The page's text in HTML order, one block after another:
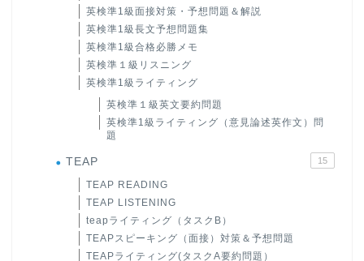
英検準1級面接対策・予想問題＆解説
英検準1級長文予想問題集
英検準1級合格必勝メモ
英検準１級リスニング
英検準1級ライティング
英検準１級英文要約問題
英検準1級ライティング（意見論述英作文）問
題
TEAP 15
TEAP READING
TEAP LISTENING
teapライティング（タスクB）
TEAPスピーキング（面接）対策＆予想問題
TEAPライティング(タスクA要約問題）